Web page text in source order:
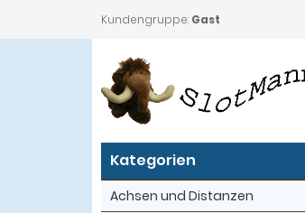
Kundengruppe: Gast
Kategorien
Achsen und Distanzen